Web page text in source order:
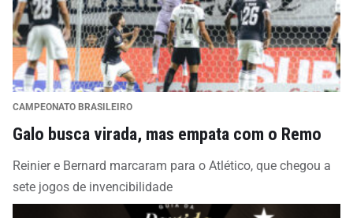
CAMPEONATO BRASILEIRO
Galo busca virada, mas empata com o Remo
Reinier e Bernard marcaram para o Atlético, que chegou a
sete jogos de invencibilidade